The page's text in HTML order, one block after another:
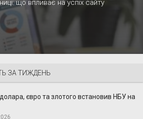
що впливає на успіх сайту
ЗА ТИЖДЕНЬ
євро та злотого встановив НБУ на